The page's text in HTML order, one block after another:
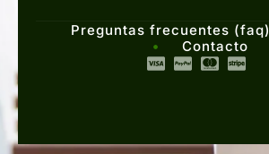
Preguntas frecuentes (faq)
Contacto